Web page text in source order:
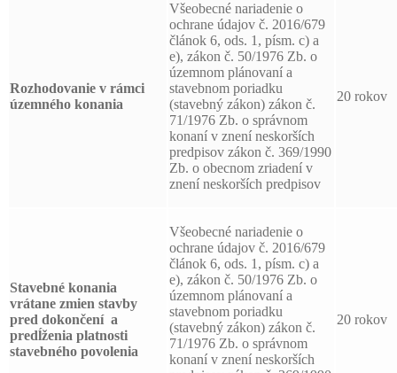
Rozhodovanie v rámci
územného konania
Všeobecné nariadenie o
ochrane údajov č. 2016/679
článok 6, ods. 1, písm. c) a
e), zákon č. 50/1976 Zb. o
územnom plánovaní a
stavebnom poriadku
(stavebný zákon) zákon č.
71/1976 Zb. o správnom
konaní v znení neskorších
predpisov zákon č. 369/1990
Zb. o obecnom zriadení v
znení neskorších predpisov
20 rokov
Stavebné konania
vrátane zmien stavby
pred dokončení a
predĺženia platnosti
stavebného povolenia
Všeobecné nariadenie o
ochrane údajov č. 2016/679
článok 6, ods. 1, písm. c) a
e), zákon č. 50/1976 Zb. o
územnom plánovaní a
stavebnom poriadku
(stavebný zákon) zákon č.
71/1976 Zb. o správnom
konaní v znení neskorších
20 rokov